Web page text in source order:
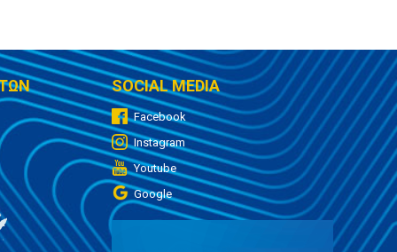
SOCIAL MEDIA
Facebook
Instagram
Youtube
Google